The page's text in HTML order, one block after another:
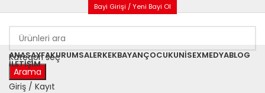
Bayi Girişi / Yeni Bayi Ol
Kategori seç
Arama
Giriş / Kayıt
ANASAYFAKURUMSALERKEKBAYANÇOCUKUNISEXMEDYABLOG
İLETIŞIM
Satıldı